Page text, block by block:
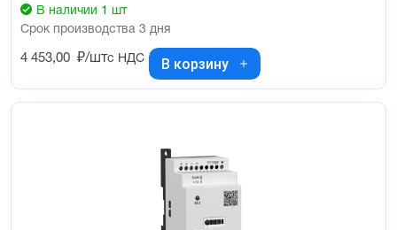
В наличии 1 шт
Срок производства 3 дня
4 453,00 ₽/штс НДС В корзину